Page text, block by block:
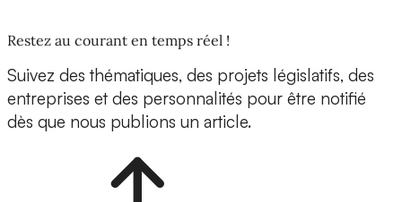
Restez au courant en temps réel !
Suivez des thématiques, des projets législatifs, des
entreprises et des personnalités pour être notifié
dès que nous publions un article.